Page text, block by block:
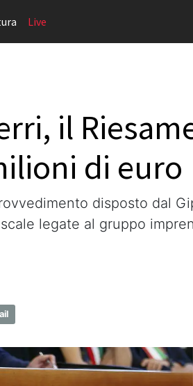
Live
il
di euro
disposto dal
legate al gruppo